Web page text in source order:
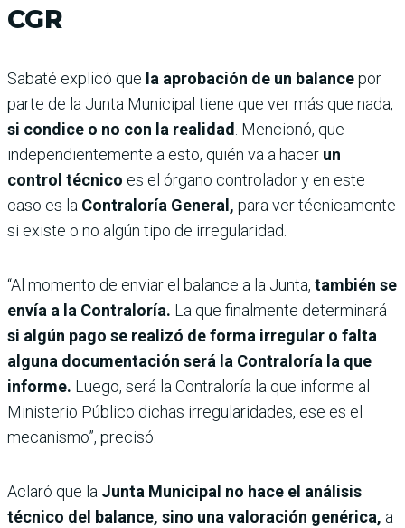
CGR
Sabaté explicó que la aprobación de un balancepor
parte de la Junta Municipal tiene que ver más que nada,
si condice o no con la realidad. Mencionó, que
independientemente a esto, quién va a hacer un
control técnico es el órgano controlador y en este
caso es la Contraloría General, para ver técnicamente
si existe o no algún tipo de irregularidad.
“Al momento de enviar el balance a la Junta, también se
envía a la Contraloría. La que finalmente determinará
si algún pago se realizó de forma irregular o falta
alguna documentación será la Contraloría la que
informe. Luego, será la Contraloría la que informe al
Ministerio Público dichas irregularidades, ese es el
mecanismo”, precisó.
Aclaró que la Junta Municipal no hace el análisis
técnico del balance, sino una valoración genérica, a